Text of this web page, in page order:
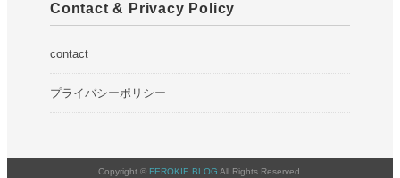
Contact & Privacy Policy
contact
プライバシーポリシー
Copyright © FEROKIE BLOG All Rights Reserved.